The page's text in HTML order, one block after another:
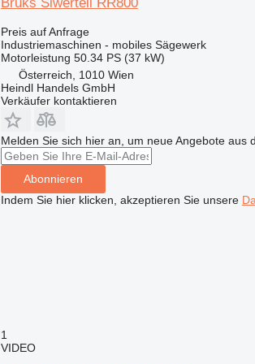
Preis auf Anfrage
Industriemaschinen - mobiles Sägewerk
Motorleistung 50.34 PS (37 kW)
Österreich, 1010 Wien
Heindl Handels GmbH
Verkäufer kontaktieren
Melden Sie sich hier an, um neue Angebote aus
Abonnieren
Indem Sie hier klicken, akzeptieren Sie unsere
1
VIDEO